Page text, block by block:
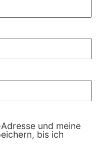
und meine
bis ich